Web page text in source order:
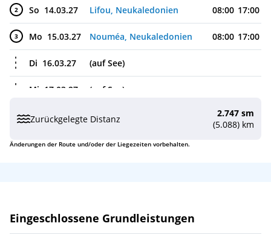
2 So 14.03.27 Lifou, Neukaledonien 08:00 17:00
3 Mo 15.03.27 Nouméa, Neukaledonien 08:00 17:00
Di 16.03.27 (auf See)
Mi 17.03.27 (auf See)
Do 18.03.27 Sydney, Australien 06:30
Zurückgelegte Distanz
2.747 sm
(5.088) km
Änderungen der Route und/oder der Liegezeiten vorbehalten.
Leistungen
Eingeschlossene Grundleistungen